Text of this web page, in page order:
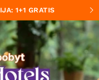
1+1 GRATIS